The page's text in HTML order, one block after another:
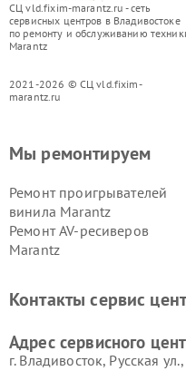
СЦ vld.fixim-marantz.ru - сеть
сервисных центров в Владивостоке
по ремонту и обслуживанию
Marantz
2021-2026 © СЦ vld.fixim-
marantz.ru
Мы ремонтируем
Ремонт проигрывателей
винила Marantz
Ремонт AV-ресиверов
Marantz
Контакты сервис
Адрес сервисного
г. Владивосток, Русская